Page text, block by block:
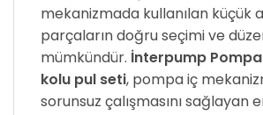
mekanizmada kullanılan küçük
parçaların doğru seçimi ve
mümkündür. İnterpump
kolu pul seti, pompa iç
sorunsuz çalışmasını sağlayan